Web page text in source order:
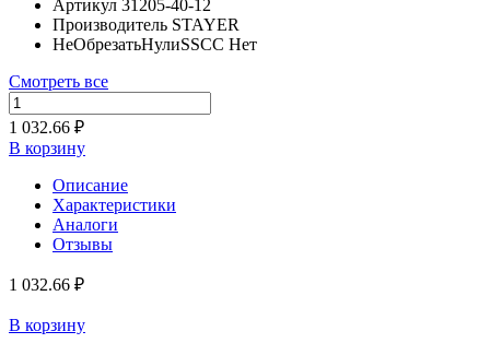
Артикул 31205-40-12
Производитель STAYER
НеОбрезатьНулиSSCC Нет
Смотреть все
1 032.66 ₽
В корзину
Описание
Характеристики
Аналоги
Отзывы
1 032.66 ₽
В корзину